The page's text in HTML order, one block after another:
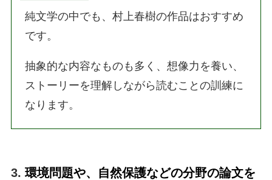
純文学の中でも、村上春樹の作品はおすすめ
です。
抽象的な内容なものも多く、想像力を養い、
ストーリーを理解しながら読むことの訓練に
なります。
3. 環境問題や、自然保護などの分野の論文を